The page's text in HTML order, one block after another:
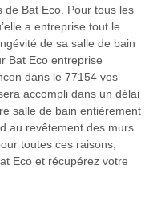
de Bat Eco. Pour tous les
a entreprise tout le
de sa salle de bain
Bat Eco entreprise
dans le 77154 vos
accompli dans un délai
salle de bain entièrement
au revêtement des murs
toutes ces raisons,
Eco et récupérez votre